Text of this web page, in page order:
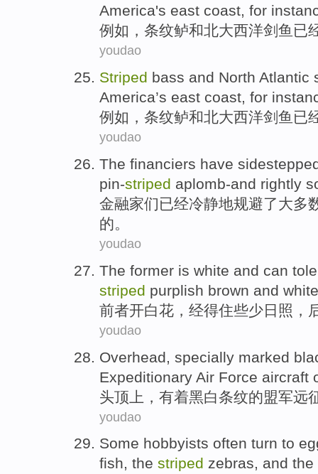
America's east coast, for
例如 ， 条纹鲈和北大西洋剑鱼 已
youdao
Striped bass and North Atlantic
America’s east coast, for
例如 ， 条纹鲈和北大西洋剑鱼 已
youdao
The financiers have
pin-striped aplomb-and rightly
金融家们已经冷静地规避了大多
的。
youdao
The former is white and can
striped purplish brown and white
前者开白花，经得住些少日照，
youdao
Overhead , specially marked
Expeditionary Air Force aircraft
头顶上 ，有着黑白条纹的盟军远
youdao
Some hobbyists often turn to
fish, the striped zebras, and the